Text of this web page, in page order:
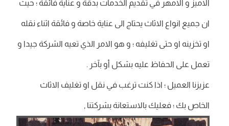
الاميز و الامهر في تقديم الخدمات بدقة و عناية فائقة ؛ حيث
ان جميع انواع الاثاث يحتاج الى عناية خاصة و فائقة اثناء نقله
او تخزينه او حتى تغليفه ؛ و هو الامر الذي تعيه الشركة جيدا و
تعمل على الحفاظ عليه بشكل أو بآخر .
عزيزنا العميل ؛ اذا كنت ترغب في نقل او تغليف الاثاث
الخاص بك ؛ فعليك بالاستعانة بشركتنا ,